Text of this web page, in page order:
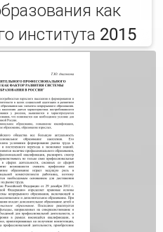
как
института 2015